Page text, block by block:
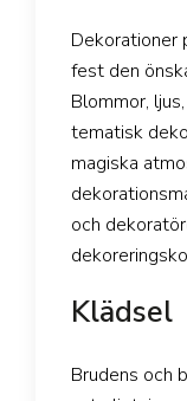
Dekorationer
fest den
Blommor,
tematisk
magiska
och
Klädsel
Brudens och